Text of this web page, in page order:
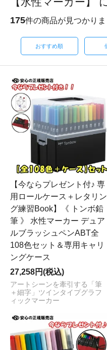
175件の商品が見つかりま
おすすめ順
【今ならプレゼント付♪ 専
用ロールケース＋レタリン
グ練習Book】《 トンボ鉛
筆 》 水性マーカー デュア
ルブラッシュペンABT全
108色セット＆専用キャリ
ングケース
27,258円(税込)
アートシーンを牽引する「筆
＋細字」ツインタイプグラフ
ィックマーカー